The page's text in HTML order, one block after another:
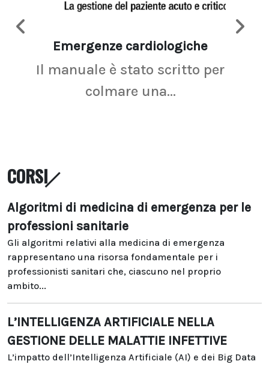
Emergenze cardiologiche
Il manuale è stato scritto per
colmare una...
CORSI
Algoritmi di medicina di emergenza per le
professioni sanitarie
Gli algoritmi relativi alla medicina di emergenza
rappresentano una risorsa fondamentale per i
professionisti sanitari che, ciascuno nel proprio
ambito...
L’INTELLIGENZA ARTIFICIALE NELLA
GESTIONE DELLE MALATTIE INFETTIVE
L’impatto dell’Intelligenza Artificiale (AI) e dei Big Data